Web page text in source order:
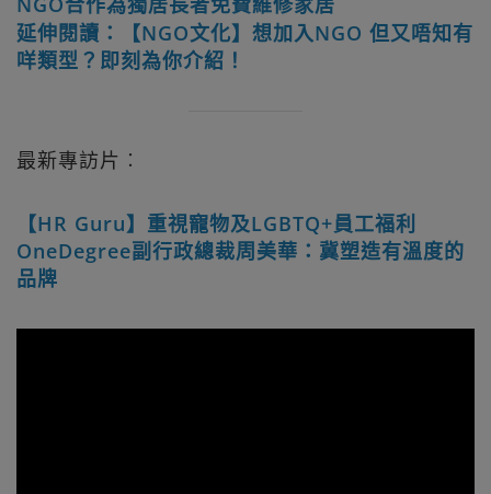
延伸閱讀：【NGO文化】想加入NGO 但又唔知有
咩類型？即刻為你介紹！
最新專訪片︰
【HR Guru】重視寵物及LGBTQ+員工福利
OneDegree副行政總裁周美華：冀塑造有溫度的
品牌